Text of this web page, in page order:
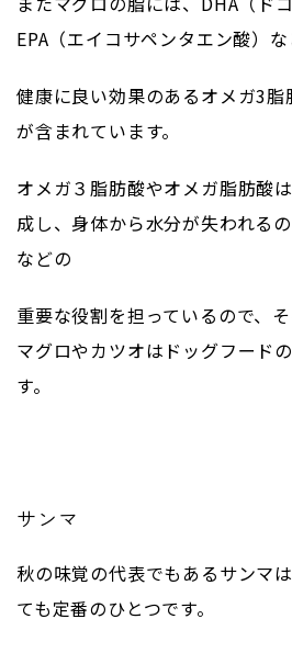
EPA（エイコサペンタエン酸）な
健康に良い効果のあるオメガ3脂
が含まれています。
オメガ３脂肪酸やオメガ脂肪酸
成し、身体から水分が失われる
などの
重要な役割を担っているので、
マグロやカツオはドッグフード
す。
サンマ
秋の味覚の代表でもあるサンマ
ても定番のひとつです。